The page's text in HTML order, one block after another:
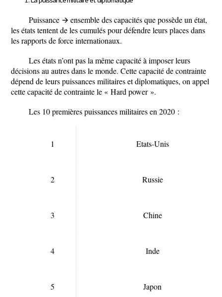
Puissance 🡪 ensemble des capacités que possède un état,
les états tentent de les cumulés pour défendre leurs places dans
les rapports de force internationaux.
Les états n’ont pas la même capacité à imposer leurs
décisions au autres dans le monde. Cette capacité de contrainte
dépend de leurs puissances militaires et diplomatiques, on appel
cette capacité de contrainte le « Hard power ».
Les 10 premières puissances militaires en 2020 :
1 Etats-Unis
2 Russie
3 Chine
4 Inde
5 Japon